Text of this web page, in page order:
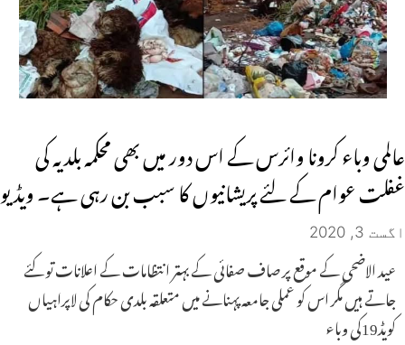
عالمی وباء کرونا وائرس کے اس دور میں بھی محکمہ بلدیہ کی
غفلت عوام کے لئے پریشانیوں کا سبب بن رہی ہے۔ ویڈیو
اگست 3, 2020
عید الاضحی کے موقع پر صاف صفائی کے بہتر انتظامات کے اعلانات تو کئے
جاتے ہیں مگر اس کو عملی جامعہ پہنانے میں متعلقہ بلدی حکام کی لاپراہیاں
کویڈ19کی وباء